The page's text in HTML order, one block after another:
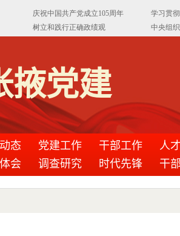
党建
态 党建工作 干部工作
人
会 调查研究 时代先锋 干